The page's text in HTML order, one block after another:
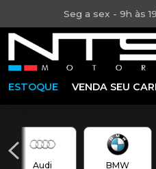
Seg a sex - 9h às
ESTOQUE VENDA SEU
Audi BMW